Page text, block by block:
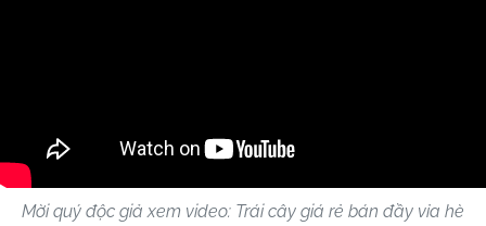
Mời quý độc giả xem video: Trái cây giá rẻ bán đầy vỉa hè